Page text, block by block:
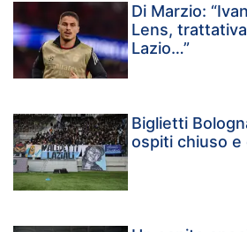
Di Marzio:
Lens,
Lazio…”
Biglietti
ospiti chiuso